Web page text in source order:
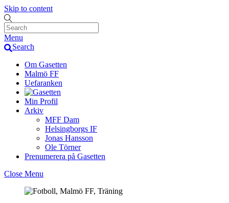
Skip to content
Menu
Search
Om Gasetten
Malmö FF
Uefaranken
Min Profil
Arkiv
MFF Dam
Helsingborgs IF
Jonas Hansson
Ole Törner
Prenumerera på Gasetten
Close Menu